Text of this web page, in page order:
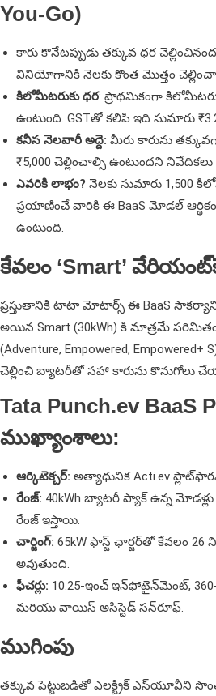
You-Go)
కారు కొనేటప్పుడు తక్కువ ధర
వినియోగానికి నెలకు కొంత మొత్తం
కిలోమీటరుకు ధర: ప్రాథమికంగా
ఉంటుంది. GSTతో కలిపి ఇది సుమారు
కనీస నెలవారీ అద్దె: మీరు కారును
₹5,000 చెల్లించాల్సి ఉంటుందని
ఎవరికి లాభం? నెలకు సుమారు 1,500
ప్రయాణించే వారికి ఈ BaaS మోడల్
ఉంటుంది.
కేవలం ‘Smart’
ప్రస్తుతానికి టాటా మోటార్స్ ఈ BaaS
అయిన Smart (30kWh) కి మాత్రమే
(Adventure, Empowered,
చెల్లించి బ్యాటరీతో సహా కారును కొనుగోలు
Tata Punch.ev BaaS
ముఖ్యాంశాలు:
ఆర్కిటెక్చర్: అత్యాధునిక Acti.ev
రేంజ్: 40kWh బ్యాటరీ ప్యాక్ ఉన్న మోడళ్లు
రేంజ్ ఇస్తాయి.
చార్జింగ్: 65kW ఫాస్ట్ ఛార్జర్‌తో కేవలం 26
అవుతుంది.
ఫీచర్లు: 10.25-ఇంచ్ ఇన్‌ఫోటైన్‌మెంట్,
మరియు వాయిస్ అసిస్టెడ్ సన్‌రూఫ్.
ముగింపు
తక్కువ పెట్టుబడితో ఎలక్ట్రిక్ ఎస్‌యూవీని